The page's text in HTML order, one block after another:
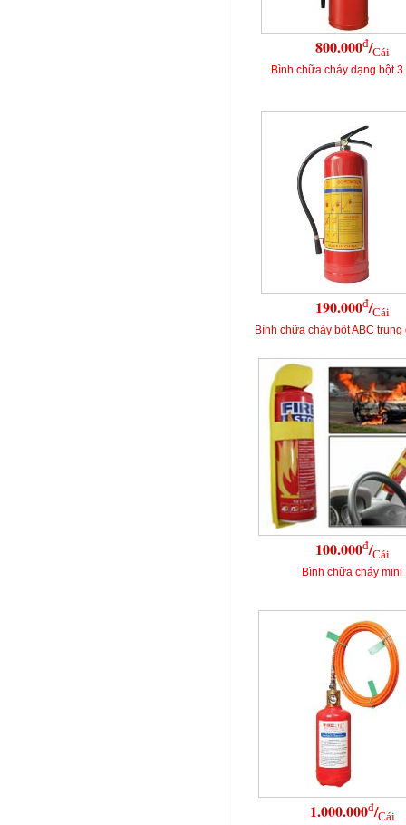
800.000đ/Cái
Bình chữa cháy dạng bột
190.000đ/Cái
Bình chữa cháy bôt ABC trung
100.000đ/Cái
Bình chữa cháy mini
1.000.000đ/Cái